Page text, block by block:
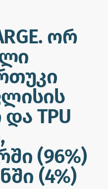
ორ
TPU
(96%)
(4%)